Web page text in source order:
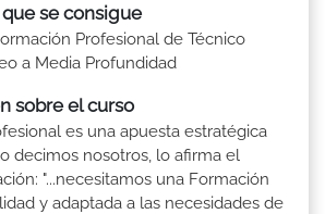
se consigue
Profesional de Técnico
a Media Profundidad
sobre el curso
es una apuesta estratégica
decimos nosotros, lo afirma el
"...necesitamos una Formación
y adaptada a las necesidades de